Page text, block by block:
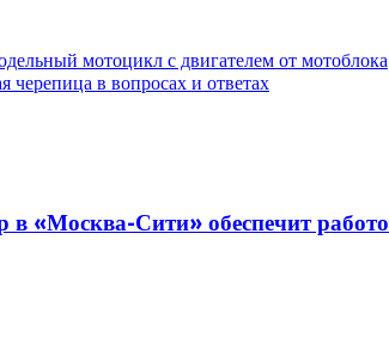
мотоцикл с двигателем от мотоблока
черепица в вопросах и ответах
в «Москва-Сити» обеспечит